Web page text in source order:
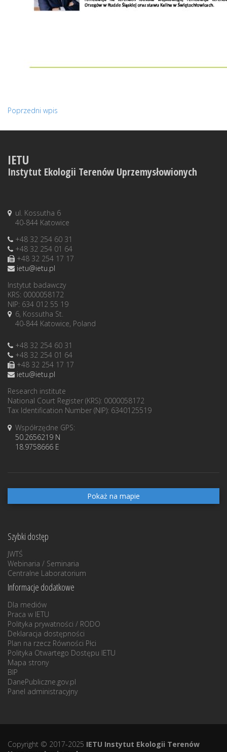
Poprzedni wpis
IETU
Instytut Ekologii Terenów Uprzemysłowionych
ul. Kossutha 6
40-844 Katowice
+48 32 254 60 31
+48 32 254 01 64
+48 32 254 17 17
ietu@ietu.pl
Instytut badawczy
KRS: 0000058172
NIP: 634 012 55 19
6, Kossutha St.
40-844 Katowice, Poland
+48 32 254 60 31
+48 32 254 01 64
+48 32 254 17 17
ietu@ietu.pl
Research institute
National Court Register (KRS): 0000058172
Tax Identification Number (NIP): 6340125519
Współrzędne GPS:
50.2656219 N
18.9758666 E
Pokaż na mapie
Szybki dostęp
JWTŚ
Webinaria / Seminaria
Centralne Laboratorium
Informacje dodatkowe
Dla mediów
Praca w IETU
Polityka prywatności / RODO
Deklaracja dostępności
Plan na rzecz Równości Płci
Polityka Otwartego Dostępu IETU
Mapa strony
BIP
DanePubliczne.gov.pl
Panel administracyjny
Copyright © 2017-2025 IETU Instytut Ekologii Terenów